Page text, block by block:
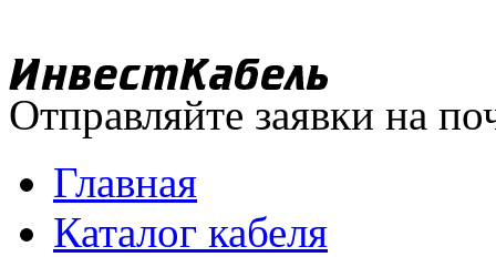
Отправляйте заявки на
Главная
Каталог кабеля